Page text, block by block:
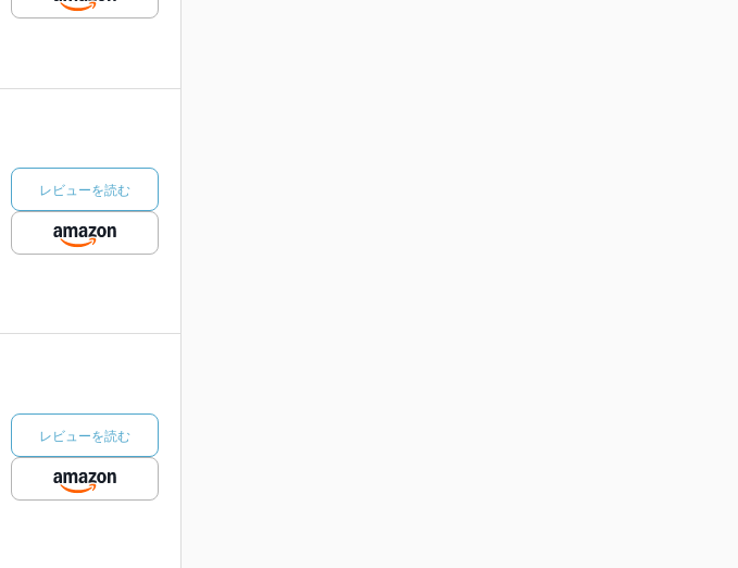
レビューを読む
レビューを読む